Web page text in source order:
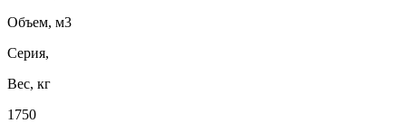
Объем, м3
Серия,
Вес, кг
1750